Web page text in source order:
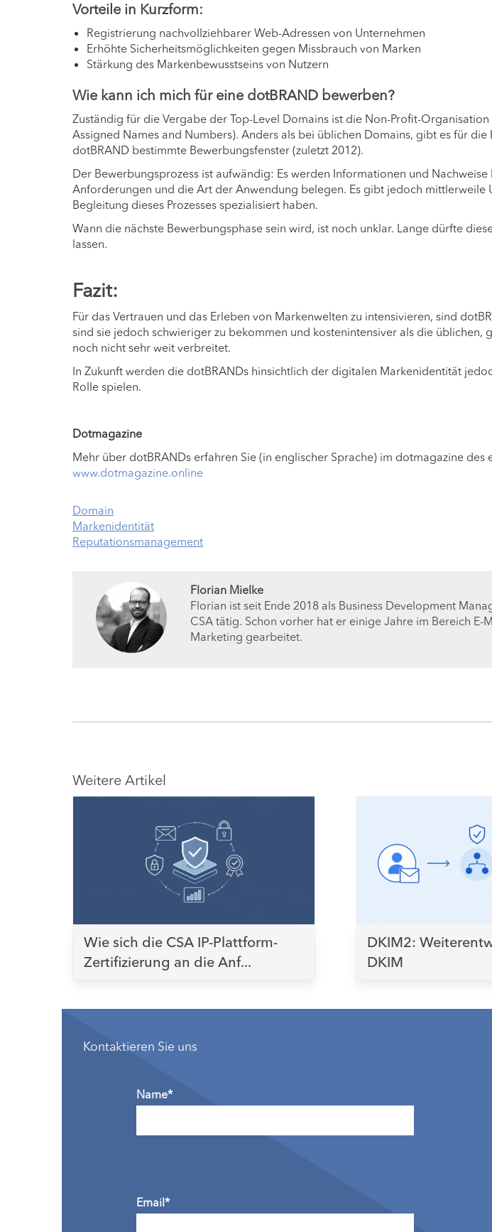
Vorteile in Kurzform:
Registrierung nachvollziehbarer Web-Adressen von Unternehmen
Erhöhte Sicherheitsmöglichkeiten gegen Missbrauch von Marken
Stärkung des Markenbewusstseins von Nutzern
Wie kann ich mich für eine dotBRAND bewerben?
Zuständig für die Vergabe der Top-Level Domains ist die Non-Profit-
Assigned Names and Numbers). Anders als bei üblichen Domains, gibt es für
dotBRAND bestimmte Bewerbungsfenster (zuletzt 2012).
Der Bewerbungsprozess ist aufwändig: Es werden Informationen und
Anforderungen und die Art der Anwendung belegen. Es gibt jedoch mittlerweile
Begleitung dieses Prozesses spezialisiert haben.
Wann die nächste Bewerbungsphase sein wird, ist noch unklar. Lange dürfte
lassen.
Fazit:
Für das Vertrauen und das Erleben von Markenwelten zu intensivieren, sind
sind sie jedoch schwieriger zu bekommen und kostenintensiver als die üblichen,
noch nicht sehr weit verbreitet.
In Zukunft werden die dotBRANDs hinsichtlich der digitalen Markenidentität
Rolle spielen.
Dotmagazine
Mehr über dotBRANDs erfahren Sie (in englischer Sprache) im dotmagazine des
www.dotmagazine.online
Domain
Markenidentität
Reputationsmanagement
Florian Mielke
Florian ist seit Ende 2018 als Business Development
CSA tätig. Schon vorher hat er einige Jahre im Bereich E-
Marketing gearbeitet.
Weitere Artikel
Wie sich die CSA IP-Plattform-
Zertifizierung an die Anf...
DKIM2:
DKIM
Kontaktieren Sie uns
Name*
Email*